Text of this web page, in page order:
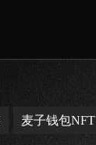
麦子钱包NFT